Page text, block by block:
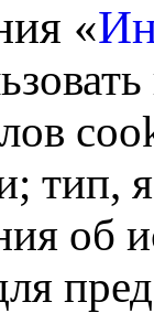
«
тип,
об